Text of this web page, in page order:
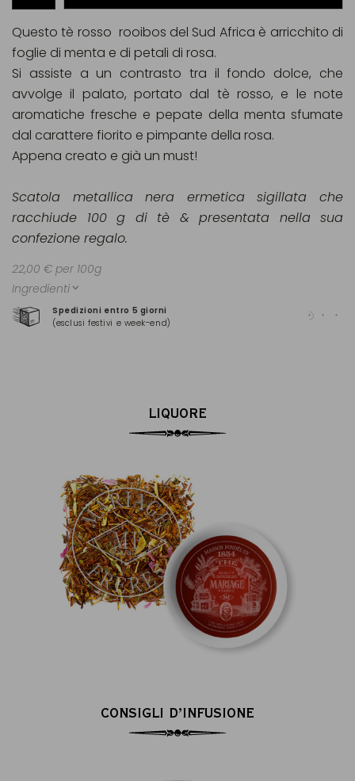
Spedizioni entro 5 giorni
(esclusi festivi e week-end)
Questo tè rosso rooibos del Sud Africa è arricchito di
foglie di menta e di petali di rosa.
Si assiste a un contrasto tra il fondo dolce, che
avvolge il palato, portato dal tè rosso, e le note
aromatiche fresche e pepate della menta sfumate
dal carattere fiorito e pimpante della rosa.
Appena creato e già un must!
Scatola metallica nera ermetica sigillata che
racchiude 100 g di tè & presentata nella sua
confezione regalo.
22,00 € per 100g
Ingredienti
LIQUORE
CONSIGLI D’INFUSIONE